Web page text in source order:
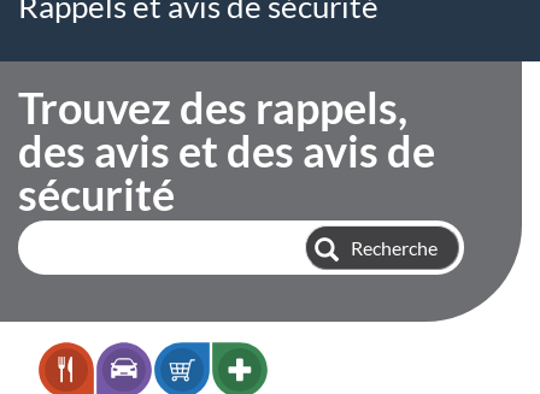
Trouvez des rappels,
des avis et des avis de
sécurité
Rechercher
des
et
des
rappels
Recherche